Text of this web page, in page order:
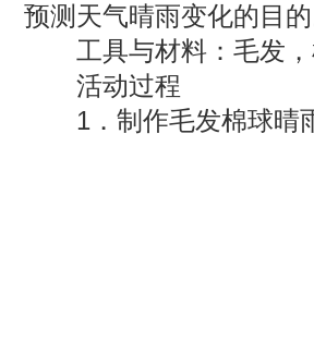
预测天气晴雨变化的目的
工具与材料：毛发，
活动过程
1．制作毛发棉球晴